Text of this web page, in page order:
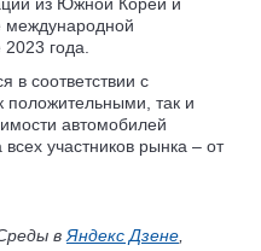
из Южной Кореи и
международной
2023 года.
в соответствии с
так и
автомобилей
участников рынка – от
вЯндекс Дзене,